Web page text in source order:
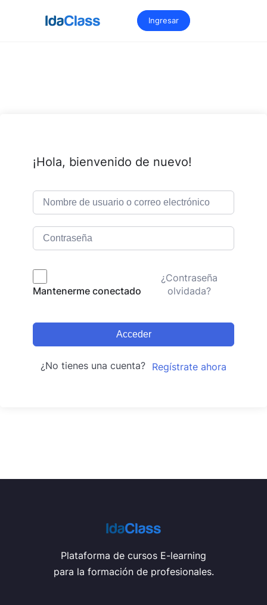
Ingresar
¡Hola, bienvenido de nuevo!
Mantenerme conectado
¿Contraseña
olvidada?
Acceder
¿No tienes una cuenta? Regístrate ahora
Plataforma de cursos E-learning
para la formación de profesionales.